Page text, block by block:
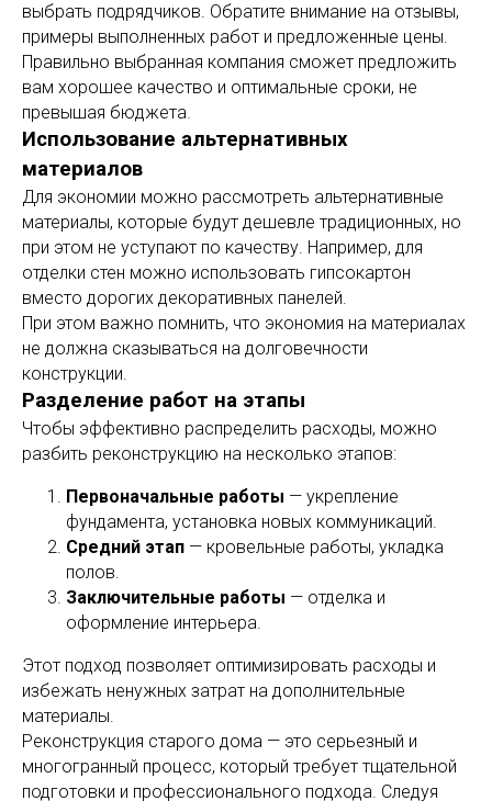
выбрать подрядчиков. Обратите внимание на отзывы,
примеры выполненных работ и предложенные цены.
Правильно выбранная компания сможет предложить
вам хорошее качество и оптимальные сроки, не
превышая бюджета.
Использование альтернативных
материалов
Для экономии можно рассмотреть альтернативные
материалы, которые будут дешевле традиционных, но
при этом не уступают по качеству. Например, для
отделки стен можно использовать гипсокартон
вместо дорогих декоративных панелей.
При этом важно помнить, что экономия на материалах
не должна сказываться на долговечности
конструкции.
Разделение работ на этапы
Чтобы эффективно распределить расходы, можно
разбить реконструкцию на несколько этапов:
Первоначальные работы — укрепление
фундамента, установка новых коммуникаций.
Средний этап — кровельные работы, укладка
полов.
Заключительные работы — отделка и
оформление интерьера.
Этот подход позволяет оптимизировать расходы и
избежать ненужных затрат на дополнительные
материалы.
Реконструкция старого дома — это серьезный и
многогранный процесс, который требует тщательной
подготовки и профессионального подхода. Следуя